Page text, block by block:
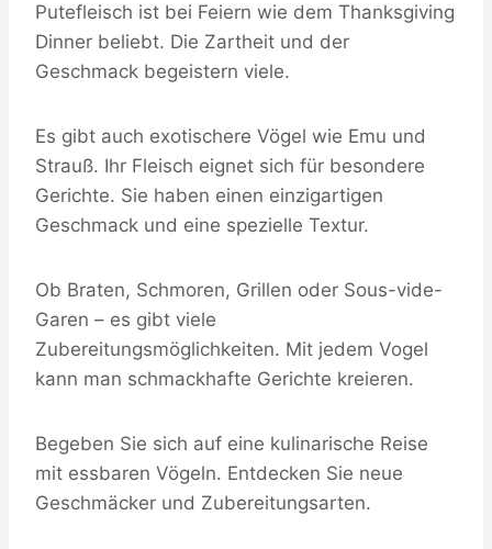
Putefleisch ist bei Feiern wie dem Thanksgiving
Dinner beliebt. Die Zartheit und der
Geschmack begeistern viele.
Es gibt auch exotischere Vögel wie Emu und
Strauß. Ihr Fleisch eignet sich für besondere
Gerichte. Sie haben einen einzigartigen
Geschmack und eine spezielle Textur.
Ob Braten, Schmoren, Grillen oder Sous-vide-
Garen – es gibt viele
Zubereitungsmöglichkeiten. Mit jedem Vogel
kann man schmackhafte Gerichte kreieren.
Begeben Sie sich auf eine kulinarische Reise
mit essbaren Vögeln. Entdecken Sie neue
Geschmäcker und Zubereitungsarten.